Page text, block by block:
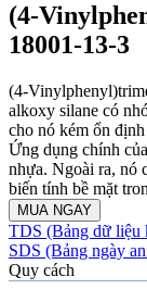
(4-
18001-13-3
(4-
alkoxy silane có
cho nó kém ổn
Ứng dụng chính
nhựa. Ngoài ra, nó
biến tính bề mặt
MUA NGAY
TDS (Bảng dữ liệu
SDS (Bảng ngày
Quy cách